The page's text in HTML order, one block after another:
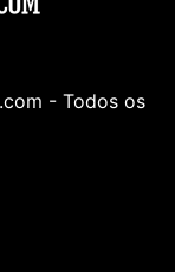
- Todos os